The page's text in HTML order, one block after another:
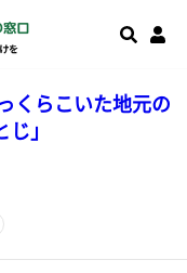
くらこいた地元の
」